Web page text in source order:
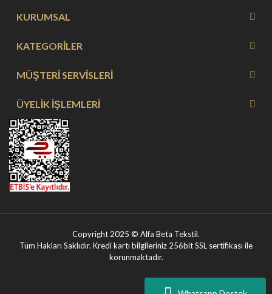
KURUMSAL
KATEGORİLER
MÜŞTERİ SERVİSLERİ
ÜYELİK İŞLEMLERİ
Copyright 2025 © Alfa Beta Tekstil.
Tüm Hakları Saklıdır. Kredi kartı bilgileriniz 256bit SSL sertifikası ile
korunmaktadır.